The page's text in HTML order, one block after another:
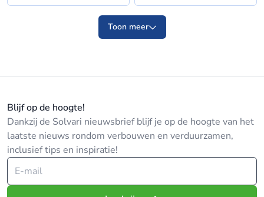
Toon meer
Blijf op de hoogte!
Dankzij de Solvari nieuwsbrief blijf je op de hoogte van het
laatste nieuws rondom verbouwen en verduurzamen,
inclusief tips en inspiratie!